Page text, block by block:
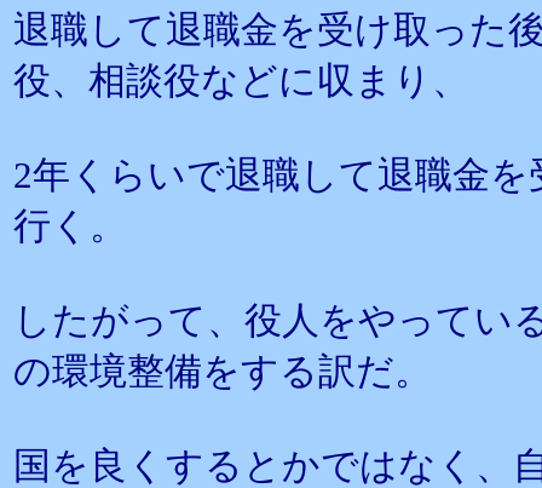
退職して退職金を受け取った
役、相談役などに収まり、
2年くらいで退職して退職金
行く。
したがって、役人をやってい
の環境整備をする訳だ。
国を良くするとかではなく、